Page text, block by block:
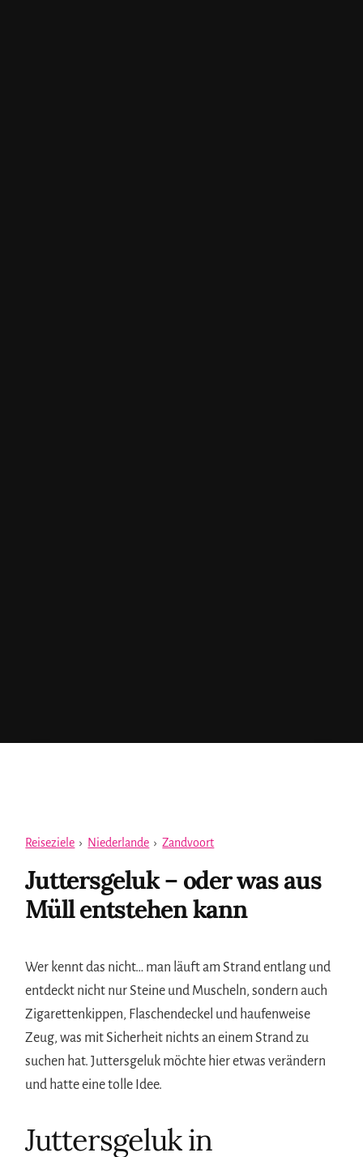
Reiseziele › Niederlande › Zandvoort
Juttersgeluk – oder was aus
Müll entstehen kann
Wer kennt das nicht… man läuft am Strand entlang und
entdeckt nicht nur Steine und Muscheln, sondern auch
Zigarettenkippen, Flaschendeckel und haufenweise
Zeug, was mit Sicherheit nichts an einem Strand zu
suchen hat. Juttersgeluk möchte hier etwas verändern
und hatte eine tolle Idee.
Juttersgeluk in